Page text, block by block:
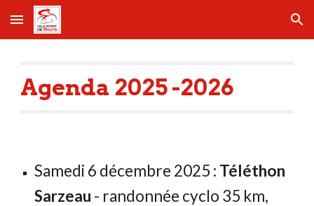
Skip to main content Skip to navigation
Agenda 2025 -2026
Samedi 6 décembre 2025 : Téléthon
Sarzeau - randonnée cyclo 35 km,